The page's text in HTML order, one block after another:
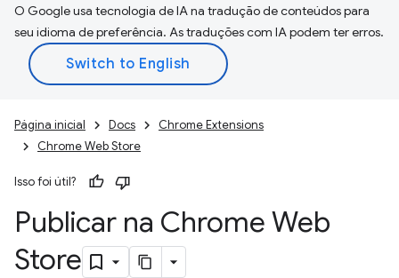
O Google usa tecnologia de IA na tradução de conteúdos para
seu idioma de preferência. As traduções com IA podem ter erros.
Página inicial Docs
Chrome Extensions
Chrome Web Store
Isso foi útil?
Publicar na Chrome Web
Store